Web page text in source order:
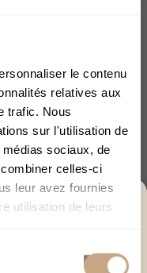
le contenu
relatives aux
trafic. Nous
sur l'utilisation de
sociaux, de
celles-ci
leur avez fournies
utilisation de leurs
AUX +18